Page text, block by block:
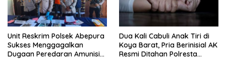
Unit Reskrim Polsek Abepura
Sukses Menggagalkan
Dugaan Peredaran Amunisi
Dua Kali Cabuli Anak Tiri di
Koya Barat, Pria Berinisial AK
Resmi Ditahan Polresta